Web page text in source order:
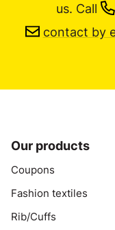
us. Call
contact by
Our products
Coupons
Fashion textiles
Rib/Cuffs